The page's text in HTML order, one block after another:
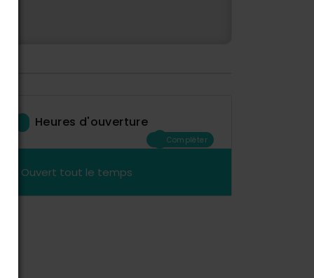
Heures d'ouverture
Compléter
Ouvert tout le temps